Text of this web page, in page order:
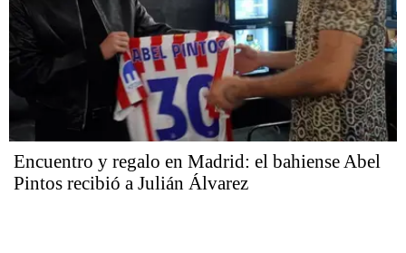
Encuentro y regalo en Madrid: el bahiense Abel
Pintos recibió a Julián Álvarez